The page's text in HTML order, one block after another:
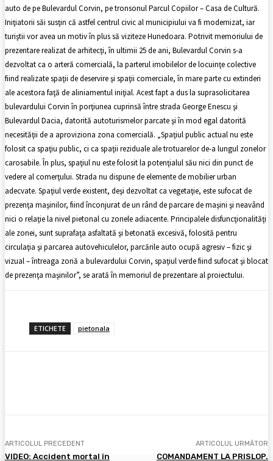
auto de pe Bulevardul Corvin, pe tronsonul Parcul Copiilor – Casa de Cultură.
Iniţiatorii săi susţin că astfel centrul civic al municipiului va fi modernizat, iar
turiştii vor avea un motiv în plus să viziteze Hunedoara. Potrivit memoriului de
prezentare realizat de arhitecţi, în ultimii 25 de ani, Bulevardul Corvin s-a
dezvoltat ca o arteră comercială, la parterul imobilelor de locuinţe colective
fiind realizate spaţii de deservire şi spaţii comerciale, în mare parte cu extinderi
ale acestora faţă de aliniamentul iniţial. Acest fapt a dus la suprasolicitarea
bulevardului Corvin în porţiunea cuprinsă între strada George Enescu şi
Bulevardul Dacia, datorită autoturismelor parcate şi în mod egal datorită
necesităţii de a aproviziona zona comercială. „Spaţiul public actual nu este
folosit ca spaţiu public, ci ca spaţii reziduale ale trotuarelor de-a lungul zonelor
carosabile. În plus, spaţiul nu este folosit la potenţialul său nici din punct de
vedere al comerţului. Strada nu dispune de elemente de mobilier urban
adecvate. Spaţiul verde existent, deşi dezvoltat ca vegetaţie, este sufocat de
prezenţa maşinilor, fiind înconjurat de un rând de parcare de maşini şi neavând
nici o relaţie la nivel pietonal cu zonele adiacente. Principalele disfuncţionalităţi
ale zonei, sunt suprafaţa asfaltată şi betonată excesivă, folosită pentru
circulaţia şi parcarea autovehiculelor, parcările auto ocupă agresiv – fizic şi
vizual – întreaga zonă a bulevardului Corvin, spaţiul verde fiind sufocat şi blocat
de prezenţa maşinilor”, se arată în memoriul de prezentare al proiectului.
ETICHETE pietonala
ARTICOLUL PRECEDENT
VIDEO: Accident mortal în
ARTICOLUL URMĂTOR
COMANDAMENT LA PRISLOP.